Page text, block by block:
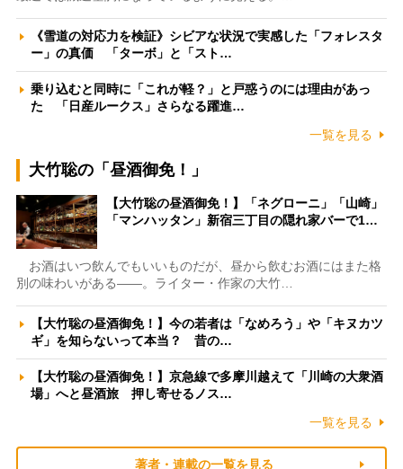
《雪道の対応力を検証》シビアな状況で実感した「フォレスタ
ー」の真価 「ターボ」と「スト…
乗り込むと同時に「これが軽？」と戸惑うのには理由があっ
た 「日産ルークス」さらなる躍進…
一覧を見る
大竹聡の「昼酒御免！」
【大竹聡の昼酒御免！】「ネグローニ」「山崎」
「マンハッタン」新宿三丁目の隠れ家バーで1…
お酒はいつ飲んでもいいものだが、昼から飲むお酒にはまた格
別の味わいがある――。ライター・作家の大竹…
【大竹聡の昼酒御免！】今の若者は「なめろう」や「キヌカツ
ギ」を知らないって本当？ 昔の…
【大竹聡の昼酒御免！】京急線で多摩川越えて「川崎の大衆酒
場」へと昼酒旅 押し寄せるノス…
一覧を見る
著者・連載の一覧を見る